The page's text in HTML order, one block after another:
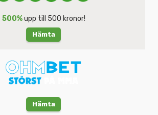
500%upp till 500 kronor!
Hämta
Hämta